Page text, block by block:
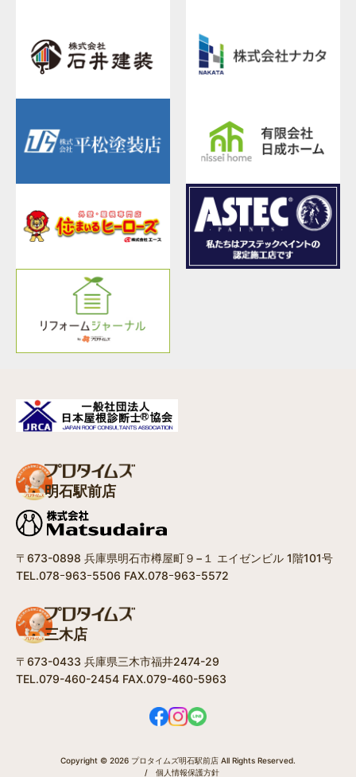
明石駅前店
〒673-0898 兵庫県明石市樽屋町９−１ エイゼンビル 1階101号
TEL.078ｰ963ｰ5506 FAX.078ｰ963ｰ5572
三木店
〒673-0433 兵庫県三木市福井2474-29
TEL.079-460-2454 FAX.079-460-5963
Copyright © 2026 プロタイムズ明石駅前店 All Rights Reserved.
/
個人情報保護方針